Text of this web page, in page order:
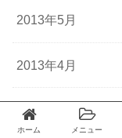
2013年5月
2013年4月
2013年3月
ホーム メニュー
Twitter